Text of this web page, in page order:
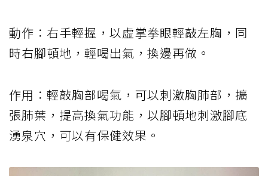
動作：右手輕握，以虛掌拳眼輕敲左胸，同
時右腳頓地，輕喝出氣，換邊再做。
作用：輕敲胸部喝氣，可以刺激胸肺部，擴
張肺葉，提高換氣功能，以腳頓地刺激腳底
湧泉穴，可以有保健效果。